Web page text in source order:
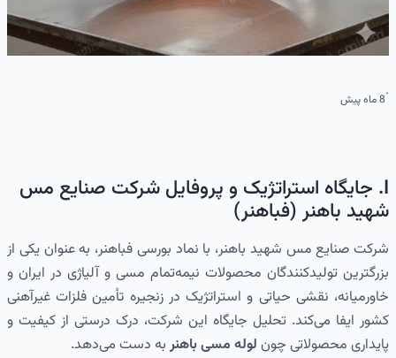
·8 ماه پیش
I. جایگاه استراتژیک و پروفایل شرکت صنایع مس
شهید باهنر (فباهنر)
شرکت صنایع مس شهید باهنر، با نماد بورسی فباهنر، به عنوان یکی از
بزرگترین تولیدکنندگان محصولات نیمه‌تمام مسی و آلیاژی در ایران و
خاورمیانه، نقشی حیاتی و استراتژیک در زنجیره تأمین فلزات غیرآهنی
کشور ایفا می‌کند. تحلیل جایگاه این شرکت، درک درستی از کیفیت و
پایداری محصولاتی چون لوله مسی باهنربه دست می‌دهد.